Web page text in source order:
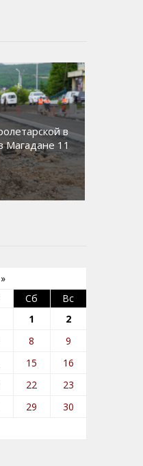
в
11
Сб
Вс
1
2
8
9
15
16
22
23
29
30